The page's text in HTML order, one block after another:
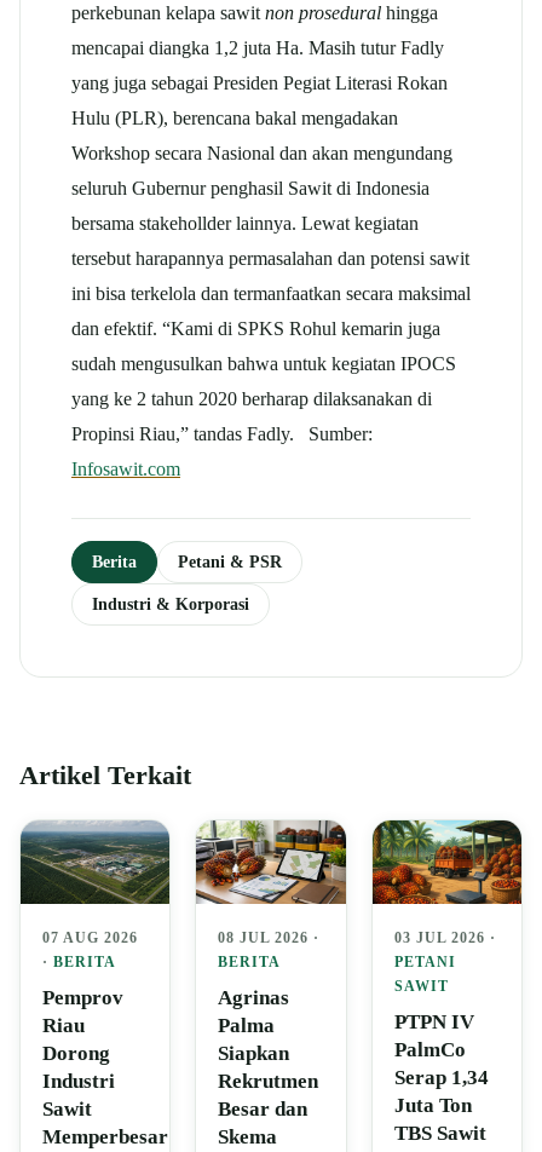
perkebunan kelapa sawitnon prosedural hingga
mencapai diangka 1,2 juta Ha. Masih tutur Fadly
yang juga sebagai Presiden Pegiat Literasi Rokan
Hulu (PLR), berencana bakal mengadakan
Workshop secara Nasional dan akan mengundang
seluruh Gubernur penghasil Sawit di Indonesia
bersama stakehollder lainnya. Lewat kegiatan
tersebut harapannya permasalahan dan potensi sawit
ini bisa terkelola dan termanfaatkan secara maksimal
dan efektif. “Kami di SPKS Rohul kemarin juga
sudah mengusulkan bahwa untuk kegiatan IPOCS
yang ke 2 tahun 2020 berharap dilaksanakan di
Propinsi Riau,” tandas Fadly. Sumber:
Infosawit.com
Berita Petani & PSR
Industri & Korporasi
Artikel Terkait
07 AUG 2026
· BERITA
Pemprov
Riau
Dorong
Industri
Sawit
Memperbesar
08 JUL 2026 ·
BERITA
Agrinas
Palma
Siapkan
Rekrutmen
Besar dan
Skema
03 JUL 2026 ·
PETANI
SAWIT
PTPN IV
PalmCo
Serap 1,34
Juta Ton
TBS Sawit